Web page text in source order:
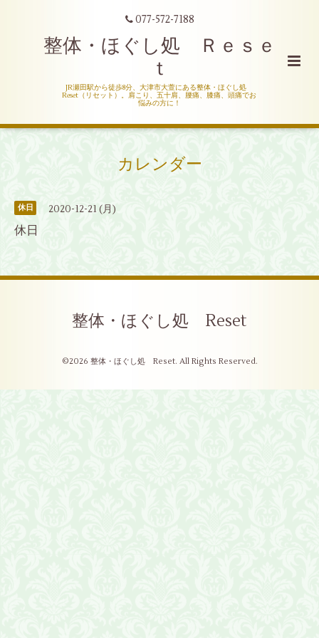
077-572-7188
整体・ほぐし処 Ｒｅｓｅ
ｔ
JR瀬田駅から徒歩8分、大津市大萱にある整体・ほぐし処
Reset（リセット）。肩こり、五十肩、腰痛、膝痛、頭痛でお
悩みの方に！
カレンダー
休日 2020-12-21 (月)
休日
整体・ほぐし処 Reset
©2026 整体・ほぐし処 Reset. All Rights Reserved.